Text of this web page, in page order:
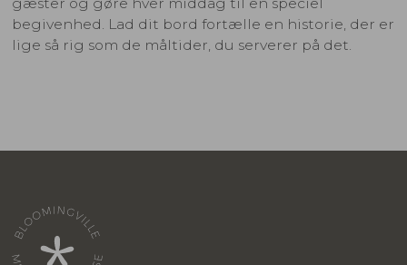
begivenhed. Lad dit bord fortælle en historie, der er
lige så rig som de måltider, du serverer på det.